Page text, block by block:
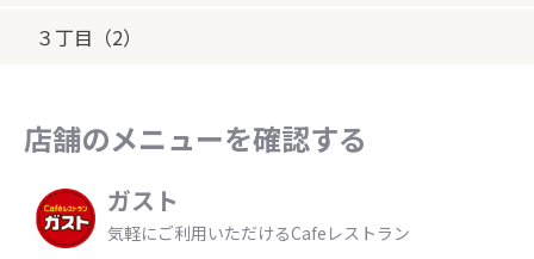
３丁目（2）
店舗のメニューを確認する
ガスト
気軽にご利用いただけるCafeレストラン